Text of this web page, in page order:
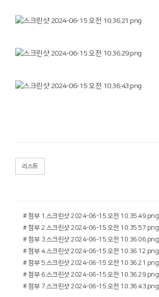
리스트
# 첨부 1.스크린샷 2024-06-15 오전 10.35.49.png
# 첨부 2.스크린샷 2024-06-15 오전 10.35.57.png
# 첨부 3.스크린샷 2024-06-15 오전 10.36.06.png
# 첨부 4.스크린샷 2024-06-15 오전 10.36.12.png
# 첨부 5.스크린샷 2024-06-15 오전 10.36.21.png
# 첨부 6.스크린샷 2024-06-15 오전 10.36.29.png
# 첨부 7.스크린샷 2024-06-15 오전 10.36.43.png